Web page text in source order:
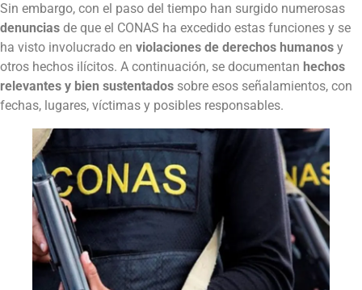
Sin embargo, con el paso del tiempo han surgido numerosas
denuncias de que el CONAS ha excedido estas funciones y se
ha visto involucrado en violaciones de derechos humanos y
otros hechos ilícitos. A continuación, se documentan hechos
relevantes y bien sustentados sobre esos señalamientos, con
fechas, lugares, víctimas y posibles responsables.